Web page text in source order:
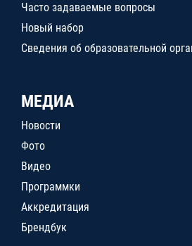
Часто задаваемые вопросы
Новый набор
Сведения об образовательной
МЕДИА
Новости
Фото
Видео
Программки
Аккредитация
Брендбук